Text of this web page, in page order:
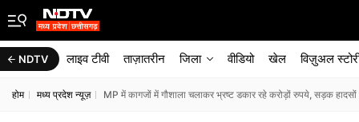
NDTV लाइव टीवी ताज़ातरीन जिला वीडियो खेल विज़ुअल
होम मध्य प्रदेश न्यूज़ MP में कागजों में गौशाला चलाकर भ्रष्ट डकार रहे करोड़ों रुपये, सड़क हादसों में